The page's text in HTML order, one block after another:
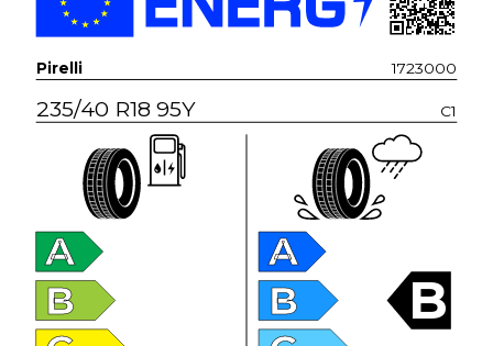
Pirelli 1723000
235/40 R18 95Y C1
A
B
A
B
B